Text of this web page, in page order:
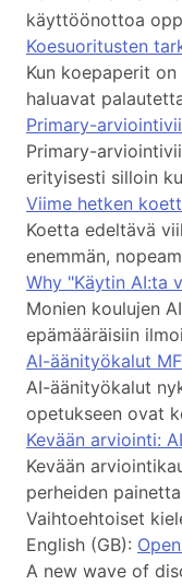
käyttöönottoa
Koesuoritusten
Kun koepaperit
haluavat
Primary-
Primary-
erityisesti silloin
Viime hetken
Koetta edeltävä
enemmän,
Why "Käytin AI:ta
Monien koulujen
epämääräisiin
AI-äänityökalut
AI-äänityökalut
opetukseen ovat
Kevään arviointi:
Kevään
perheiden
Vaihtoehtoiset
English (GB):
A new wave of